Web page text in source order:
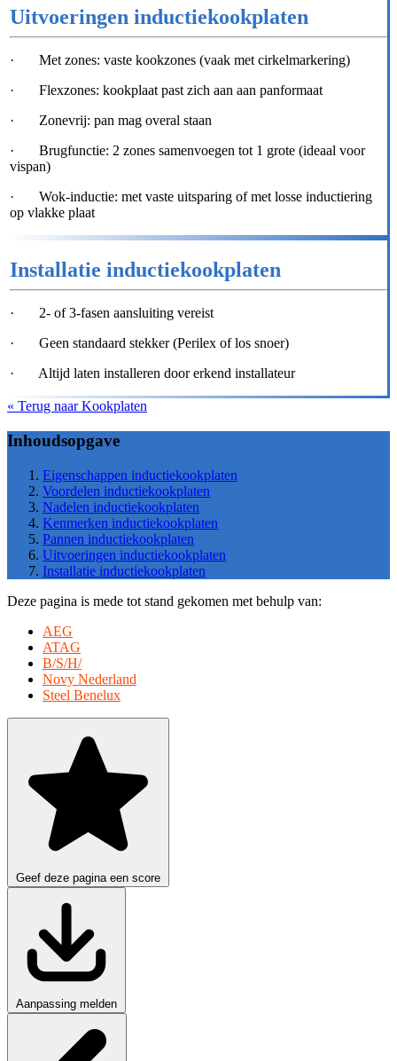
Uitvoeringen inductiekookplaten
· Met zones: vaste kookzones (vaak met cirkelmarkering)
· Flexzones: kookplaat past zich aan aan panformaat
· Zonevrij: pan mag overal staan
· Brugfunctie: 2 zones samenvoegen tot 1 grote (ideaal voor
vispan)
· Wok-inductie: met vaste uitsparing of met losse inductiering
op vlakke plaat
Installatie inductiekookplaten
· 2- of 3-fasen aansluiting vereist
· Geen standaard stekker (Perilex of los snoer)
· Altijd laten installeren door erkend installateur
« Terug naar Kookplaten
Inhoudsopgave
Eigenschappen inductiekookplaten
Voordelen inductiekookplaten
Nadelen inductiekookplaten
Kenmerken inductiekookplaten
Pannen inductiekookplaten
Uitvoeringen inductiekookplaten
Installatie inductiekookplaten
Deze pagina is mede tot stand gekomen met behulp van:
AEG
ATAG
B/S/H/
Novy Nederland
Steel Benelux
Geef deze pagina een score
Aanpassing melden